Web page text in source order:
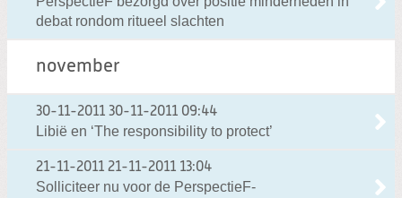
debat rondom ritueel slachten
november
30-11-2011 30-11-2011 09:44
Libië en ‘The responsibility to protect’
21-11-2011 21-11-2011 13:04
Solliciteer nu voor de PerspectieF-